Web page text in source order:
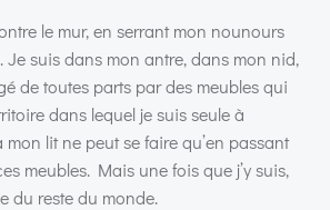
le mur, en serrant mon nounours
Je suis dans mon antre, dans mon nid,
de toutes parts par des meubles qui
dans lequel je suis seule à
mon lit ne peut se faire qu’en passant
meubles. Mais une fois que j’y suis,
du reste du monde.